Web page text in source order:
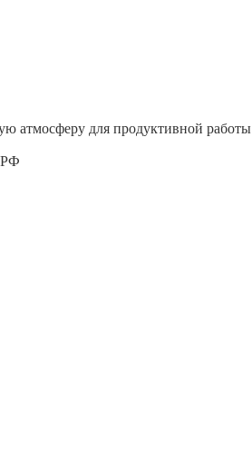
атмосферу для продуктивной работы
РФ